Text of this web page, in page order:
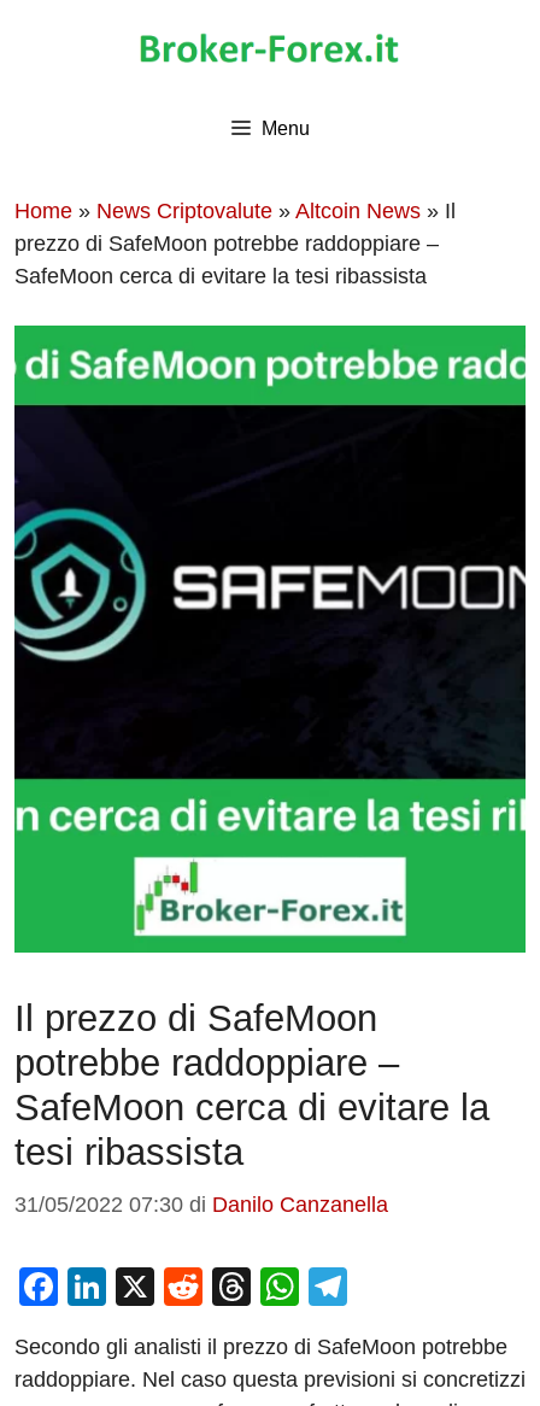
Menu
Home » News Criptovalute » Altcoin News » Il
prezzo di SafeMoon potrebbe raddoppiare –
SafeMoon cerca di evitare la tesi ribassista
Il prezzo di SafeMoon
potrebbe raddoppiare –
SafeMoon cerca di evitare la
tesi ribassista
31/05/2022 07:30 di Danilo Canzanella
F
c
Li
k
X
R
d
T
e
W
at e
Secondo gli analisti il prezzo di SafeMoon potrebbe
raddoppiare. Nel caso questa previsioni si concretizzi